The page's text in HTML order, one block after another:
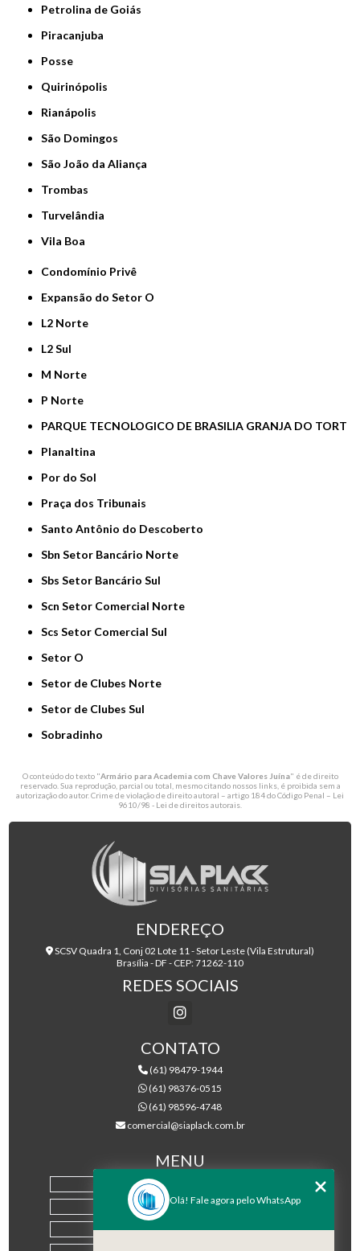
Petrolina de Goiás
Piracanjuba
Posse
Quirinópolis
Rianápolis
São Domingos
São João da Aliança
Trombas
Turvelândia
Vila Boa
Condomínio Privê
Expansão do Setor O
L2 Norte
L2 Sul
M Norte
P Norte
PARQUE TECNOLOGICO DE BRASILIA GRANJA DO TORT
Planaltina
Por do Sol
Praça dos Tribunais
Santo Antônio do Descoberto
Sbn Setor Bancário Norte
Sbs Setor Bancário Sul
Scn Setor Comercial Norte
Scs Setor Comercial Sul
Setor O
Setor de Clubes Norte
Setor de Clubes Sul
Sobradinho
O conteúdo do texto "Armário para Academia com Chave Valores Juína" é de direito
reservado. Sua reprodução, parcial ou total, mesmo citando nossos links, é proibida sem a
autorização do autor. Crime de violação de direito autoral – artigo 184 do Código Penal – Lei
9610/98 - Lei de direitos autorais
ENDEREÇO
SCSV Quadra 1, Conj 02 Lote 11 - Setor Leste (Vila Estrutural)
Brasília - DF - CEP: 71262-110
REDES SOCIAIS
CONTATO
(61) 98479-1944
(61) 98376-0515
(61) 98596-4748
comercial@siaplack.com.br
MENU
EMPRESA
PRODUTOS
Olá! Fale agora pelo WhatsApp